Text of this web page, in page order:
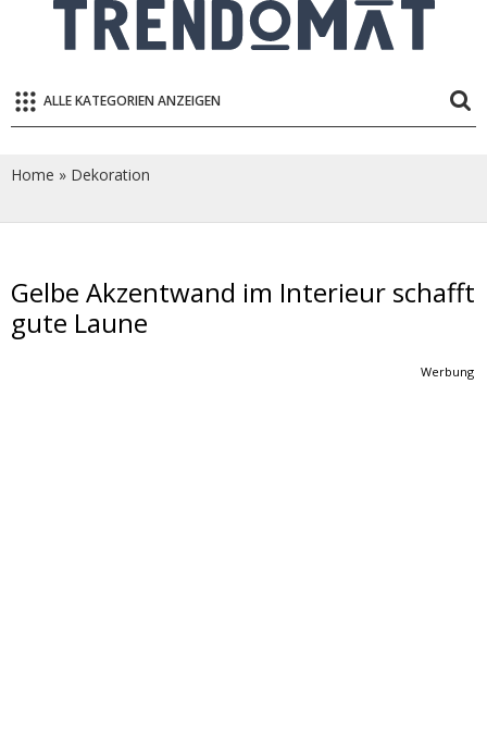
ALLE KATEGORIEN ANZEIGEN
Home » Dekoration
Gelbe Akzentwand im Interieur schafft
gute Laune
Werbung